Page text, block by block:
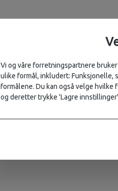
Vi og våre forretningspartnere
ulike formål, inkludert: Funksjonelle,
formålene. Du kan også velge hvilke
og deretter trykke 'Lagre